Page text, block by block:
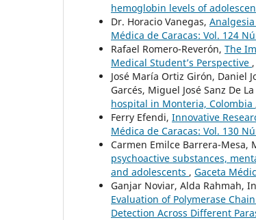
hemoglobin levels of
Dr. Horacio Vanegas,
Médica de Caracas: Vol. 124
Rafael Romero-Reverón, The
Medical Student’s Perspective ,
José María Ortiz Girón, Daniel
Garcés, Miguel José Sanz De La
hospital in Monteria, Colombia
Ferry Efendi, Innovative
Médica de Caracas: Vol. 130
Carmen Emilce Barrera-Mesa,
psychoactive substances,
and adolescents , Gaceta
Ganjar Noviar, Alda Rahmah,
Evaluation of Polymerase
Detection Across Different